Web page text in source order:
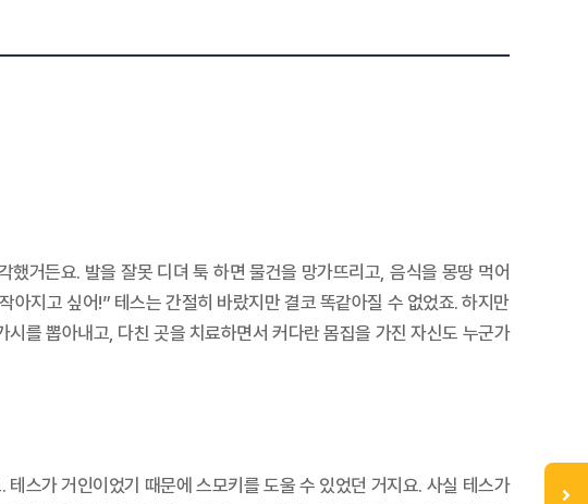
했거든요. 발을 잘못 디뎌 툭 하면 물건을 망가뜨리고, 음식을 몽땅 먹어
지고 싶어!” 테스는 간절히 바랐지만 결코 똑같아질 수 없었죠. 하지만
를 뽑아내고, 다친 곳을 치료하면서 커다란 몸집을 가진 자신도 누군가
스가 거인이었기 때문에 스모키를 도울 수 있었던 거지요. 사실 테스가